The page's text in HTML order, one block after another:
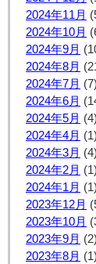
2024年11月
2024年10月
2024年9月
2024年8月
2024年7月 (7)
2024年6月
2024年5月 (4)
2024年4月 (1)
2024年3月 (4)
2024年2月 (1)
2024年1月 (1)
2023年12月
2023年10月
2023年9月 (2)
2023年8月 (1)